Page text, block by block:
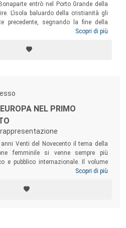
entrò nel Porto Grande della
L’isola baluardo della cristianità gli
precedente, segnando la fine della
dei cavalieri dell’Ordine di San
documentazione in parte inedita, il
che hanno portato alla consegna
Scopri di più
NEL PRIMO
Venti del Novecento il tema della
femminile si venne sempre più
e pubblico internazionale. Il volume
condizione femminile nel quadro
nel cinema e nella
è riservato alla condizione delle
Scopri di più